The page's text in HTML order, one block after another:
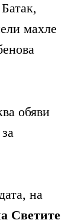
махле
обяви
на
Светите